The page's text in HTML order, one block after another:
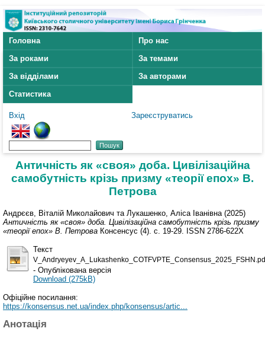
Головна
Про нас
За роками
За темами
За відділами
За авторами
Статистика
Вхід Зареєструватись
Античність як «своя» доба. Цивілізаційна
самобутність крізь призму «теорії епох» В.
Петрова
Андрєєв, Віталій Миколайович та Лукашенко, Аліса Іванівна (2025)
Античність як «своя» доба. Цивілізаційна самобутність крізь призму
«теорії епох» В. Петрова Консенсус (4). с. 19-29. ISSN 2786-622X
Текст
- Опублікована версія
Download (275kB)
Офіційне посилання:
https://konsensus.net.ua/index.php/konsensus/artic...
Анотація